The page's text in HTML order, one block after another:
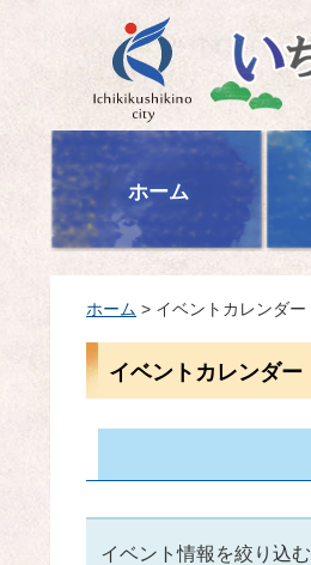
いちき串木野市
ホーム
ホーム > イベントカレンダー
イベントカレンダー
イベント情報を絞り込む